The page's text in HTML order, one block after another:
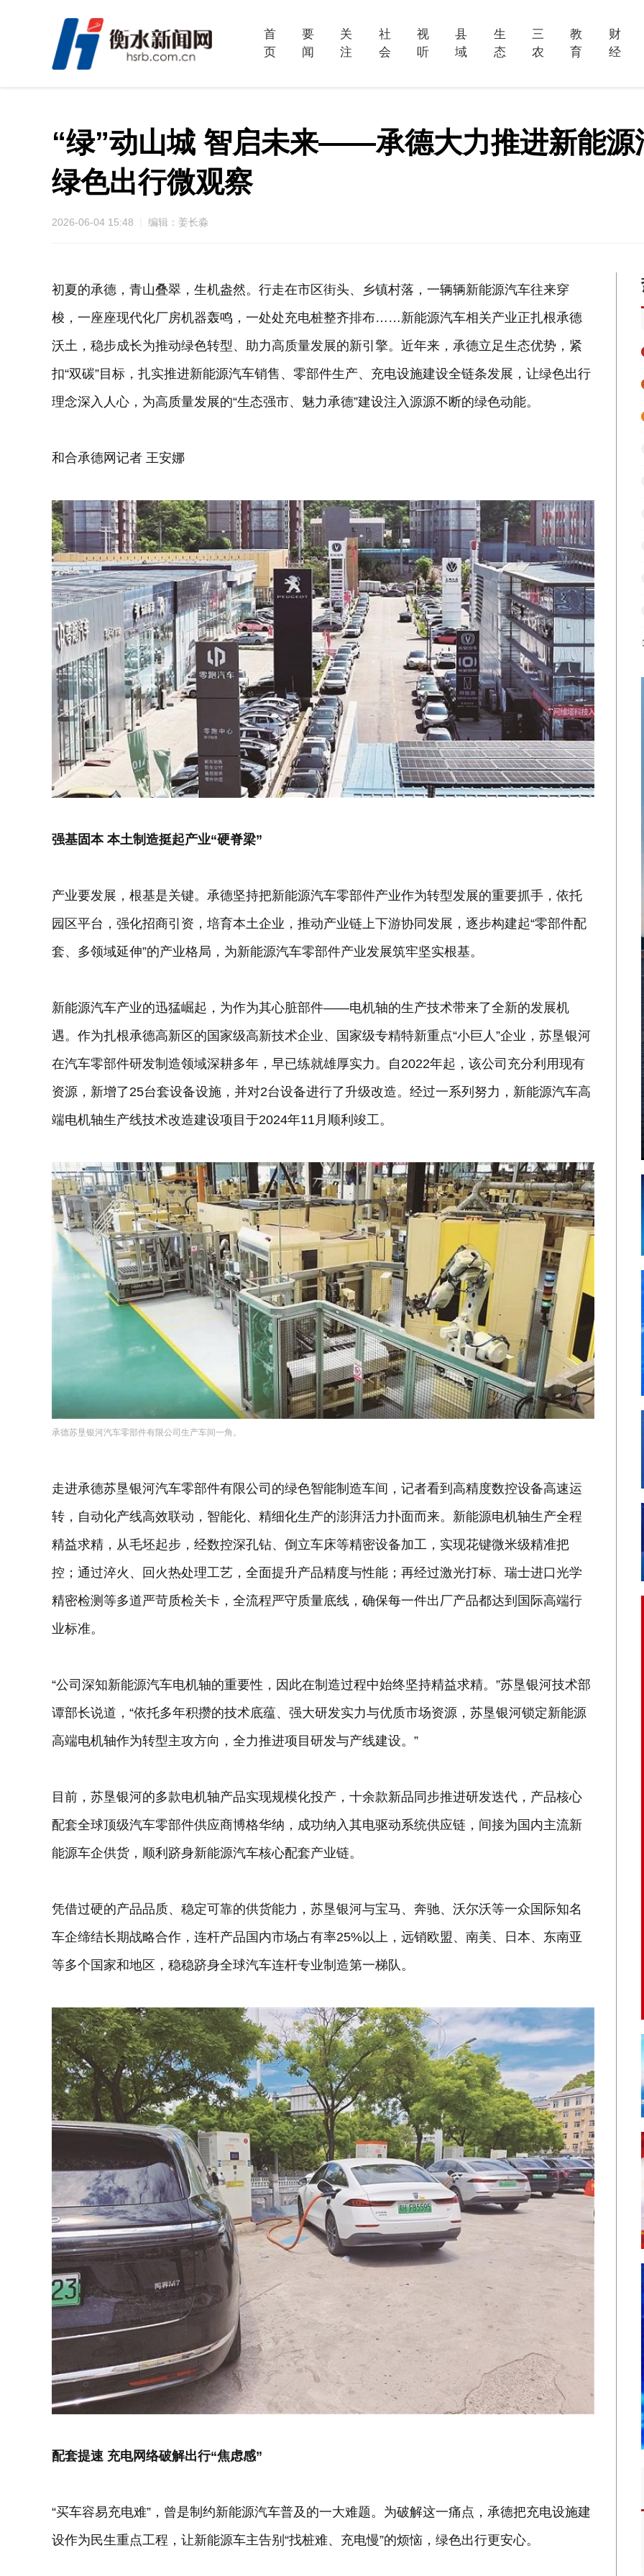
首
页
要
闻
关
注
社
会
视
听
县
域
生
态
三
农
教
育
财
经
“绿”动山城 智启未来——承德大力推进新能源
绿色出行微观察
2026-06-04 15:48 编辑：姜长淼
初夏的承德，青山叠翠，生机盎然。行走在市区街头、乡镇村落，一辆辆新能源汽车往来穿
梭，一座座现代化厂房机器轰鸣，一处处充电桩整齐排布……新能源汽车相关产业正扎根承德
沃土，稳步成长为推动绿色转型、助力高质量发展的新引擎。近年来，承德立足生态优势，紧
扣“双碳”目标，扎实推进新能源汽车销售、零部件生产、充电设施建设全链条发展，让绿色出行
理念深入人心，为高质量发展的“生态强市、魅力承德”建设注入源源不断的绿色动能。
和合承德网记者 王安娜
强基固本 本土制造挺起产业“硬脊梁”
产业要发展，根基是关键。承德坚持把新能源汽车零部件产业作为转型发展的重要抓手，依托
园区平台，强化招商引资，培育本土企业，推动产业链上下游协同发展，逐步构建起“零部件配
套、多领域延伸”的产业格局，为新能源汽车零部件产业发展筑牢坚实根基。
新能源汽车产业的迅猛崛起，为作为其心脏部件——电机轴的生产技术带来了全新的发展机
遇。作为扎根承德高新区的国家级高新技术企业、国家级专精特新重点“小巨人”企业，苏垦银河
在汽车零部件研发制造领域深耕多年，早已练就雄厚实力。自2022年起，该公司充分利用现有
资源，新增了25台套设备设施，并对2台设备进行了升级改造。经过一系列努力，新能源汽车高
端电机轴生产线技术改造建设项目于2024年11月顺利竣工。
承德苏垦银河汽车零部件有限公司生产车间一角。
走进承德苏垦银河汽车零部件有限公司的绿色智能制造车间，记者看到高精度数控设备高速运
转，自动化产线高效联动，智能化、精细化生产的澎湃活力扑面而来。新能源电机轴生产全程
精益求精，从毛坯起步，经数控深孔钻、倒立车床等精密设备加工，实现花键微米级精准把
控；通过淬火、回火热处理工艺，全面提升产品精度与性能；再经过激光打标、瑞士进口光学
精密检测等多道严苛质检关卡，全流程严守质量底线，确保每一件出厂产品都达到国际高端行
业标准。
“公司深知新能源汽车电机轴的重要性，因此在制造过程中始终坚持精益求精。”苏垦银河技术部
谭部长说道，“依托多年积攒的技术底蕴、强大研发实力与优质市场资源，苏垦银河锁定新能源
高端电机轴作为转型主攻方向，全力推进项目研发与产线建设。”
目前，苏垦银河的多款电机轴产品实现规模化投产，十余款新品同步推进研发迭代，产品核心
配套全球顶级汽车零部件供应商博格华纳，成功纳入其电驱动系统供应链，间接为国内主流新
能源车企供货，顺利跻身新能源汽车核心配套产业链。
凭借过硬的产品品质、稳定可靠的供货能力，苏垦银河与宝马、奔驰、沃尔沃等一众国际知名
车企缔结长期战略合作，连杆产品国内市场占有率25%以上，远销欧盟、南美、日本、东南亚
等多个国家和地区，稳稳跻身全球汽车连杆专业制造第一梯队。
配套提速 充电网络破解出行“焦虑感”
“买车容易充电难”，曾是制约新能源汽车普及的一大难题。为破解这一痛点，承德把充电设施建
设作为民生重点工程，让新能源车主告别“找桩难、充电慢”的烦恼，绿色出行更安心。